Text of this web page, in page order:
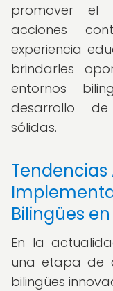
promover el
acciones
experiencia
brindarles
entornos
desarrollo de
sólidas.
Bilingües
En la
una etapa de
bilingües